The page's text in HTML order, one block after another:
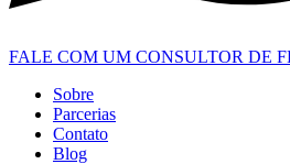
FALE COM UM CONSULTOR DE
Sobre
Parcerias
Contato
Blog